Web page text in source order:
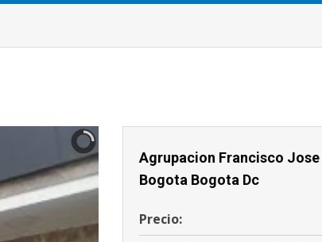
Agrupacion Francisco Jose
Bogota Bogota Dc
Precio: